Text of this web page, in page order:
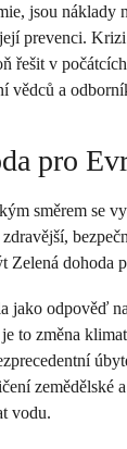
jsou náklady
prevenci.
řešit v
vědců a
pro
směrem se
Zelená dohoda
jako odpověď
to změna
zemědělské
vodu.